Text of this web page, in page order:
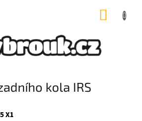
kola IRS
X1